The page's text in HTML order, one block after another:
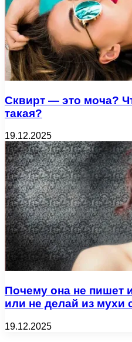
Сквирт — это моча?
такая?
19.12.2025
Почему она не пишет
или не делай из мухи
19.12.2025